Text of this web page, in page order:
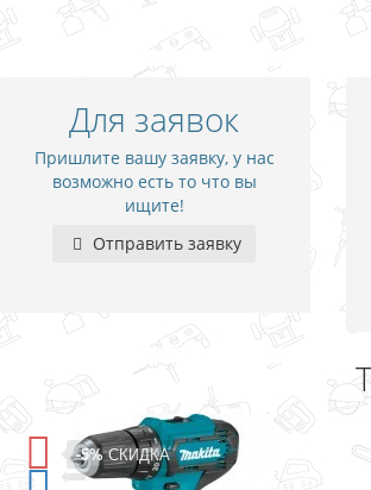
Для заявок
Пришлите вашу заявку, у нас
возможно есть то что вы
ищите!
Отправить заявку
СКИДКА